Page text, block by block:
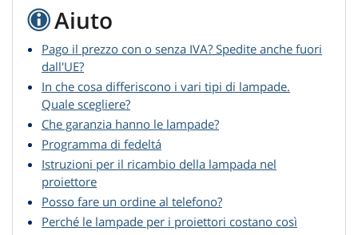
Aiuto
Pago il prezzo con o senza IVA? Spedite anche fuori
dall'UE?
In che cosa differiscono i vari tipi di lampade.
Quale scegliere?
Che garanzia hanno le lampade?
Programma di fedeltá
Istruzioni per il ricambio della lampada nel
proiettore
Posso fare un ordine al telefono?
Perché le lampade per i proiettori costano così